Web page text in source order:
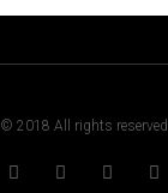
© 2018 All rights reserved